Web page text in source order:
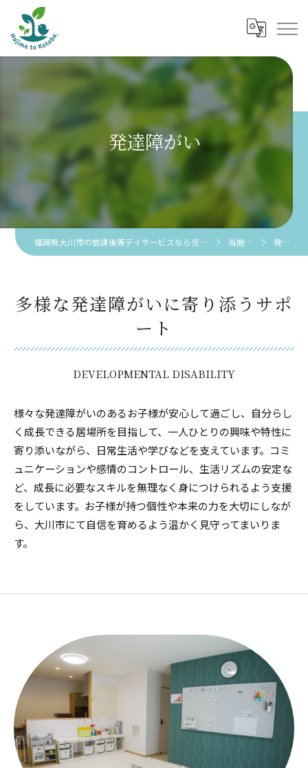
発達障がい
福岡県大川市の放課後等デイサービスなら児童発達支援 放課後等デイサービス 創芽 to 言葉。 当施設の特徴 発達障がい
多様な発達障がいに寄り添うサポ
ート
DEVELOPMENTAL DISABILITY
様々な発達障がいのあるお子様が安心して過ごし、自分らし
く成長できる居場所を目指して、一人ひとりの興味や特性に
寄り添いながら、日常生活や学びなどを支えています。コミ
ュニケーションや感情のコントロール、生活リズムの安定な
ど、成長に必要なスキルを無理なく身につけられるよう支援
をしています。お子様が持つ個性や本来の力を大切にしなが
ら、大川市にて自信を育めるよう温かく見守ってまいりま
す。